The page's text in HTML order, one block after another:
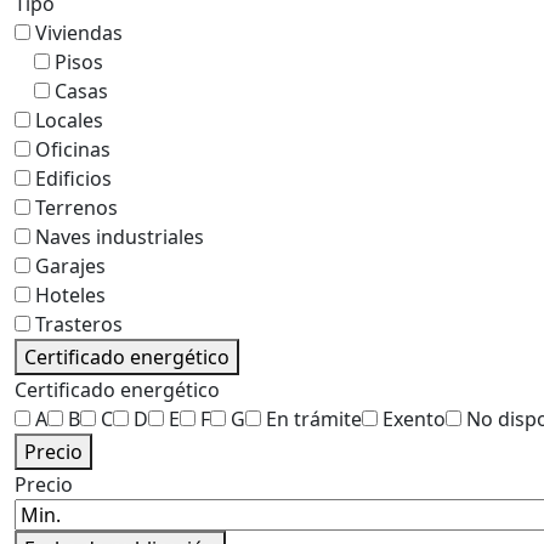
Viviendas
Pisos
Casas
Locales
Oficinas
Edificios
Terrenos
Naves industriales
Garajes
Hoteles
Trasteros
Certificado energético
Certificado energético
A
B C D E F G En trámite Exento
No
Precio
Precio